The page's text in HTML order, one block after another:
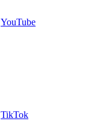
YouTube
TikTok